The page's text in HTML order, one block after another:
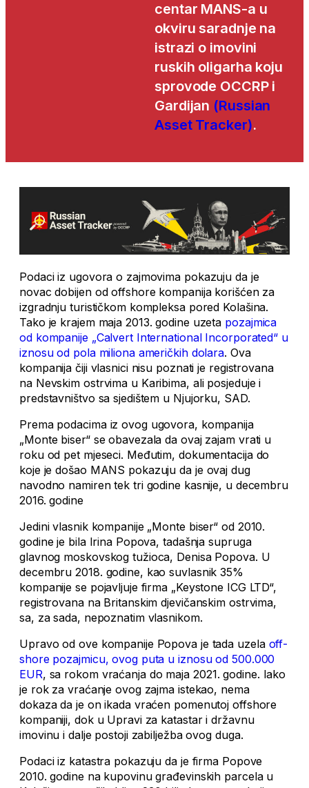
centar MANS-a u
okviru saradnje na
istrazi o imovini
ruskih oligarha koju
sprovode OCCRP i
Gardijan (Russian
Asset Tracker).
Podaci iz ugovora o zajmovima pokazuju da je
novac dobijen od offshore kompanija korišćen za
izgradnju turističkom kompleksa pored Kolašina.
Tako je krajem maja 2013. godine uzeta pozajmica
od kompanije „Calvert International Incorporated“ u
iznosu od pola miliona američkih dolara. Ova
kompanija čiji vlasnici nisu poznati je registrovana
na Nevskim ostrvima u Karibima, ali posjeduje i
predstavništvo sa sjedištem u Njujorku, SAD.
Prema podacima iz ovog ugovora, kompanija
„Monte biser“ se obavezala da ovaj zajam vrati u
roku od pet mjeseci. Međutim, dokumentacija do
koje je došao MANS pokazuju da je ovaj dug
navodno namiren tek tri godine kasnije, u decembru
2016. godine
Jedini vlasnik kompanije „Monte biser“ od 2010.
godine je bila Irina Popova, tadašnja supruga
glavnog moskovskog tužioca, Denisa Popova. U
decembru 2018. godine, kao suvlasnik 35%
kompanije se pojavljuje firma „Keystone ICG LTD“,
registrovana na Britanskim djevičanskim ostrvima,
sa, za sada, nepoznatim vlasnikom.
Upravo od ove kompanije Popova je tada uzela off-
shore pozajmicu, ovog puta u iznosu od 500.000
EUR, sa rokom vraćanja do maja 2021. godine. Iako
je rok za vraćanje ovog zajma istekao, nema
dokaza da je on ikada vraćen pomenutoj offshore
kompaniji, dok u Upravi za katastar i državnu
imovinu i dalje postoji zabilježba ovog duga.
Podaci iz katastra pokazuju da je firma Popove
2010. godine na kupovinu građevinskih parcela u